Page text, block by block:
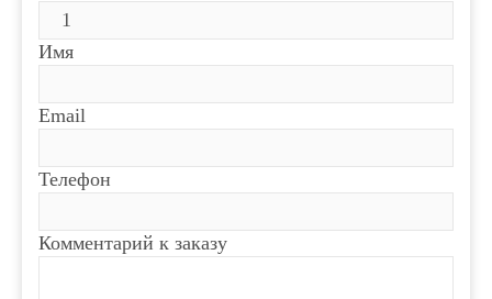
Имя
Email
Телефон
Комментарий к заказу